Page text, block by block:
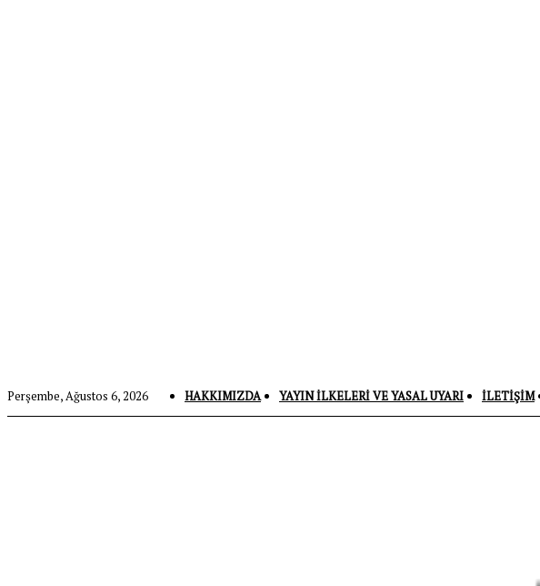
Perşembe, Ağustos 6, 2026 HAKKIMIZDA YAYIN İLKELERI VE YASAL UYARI İLETIŞIM